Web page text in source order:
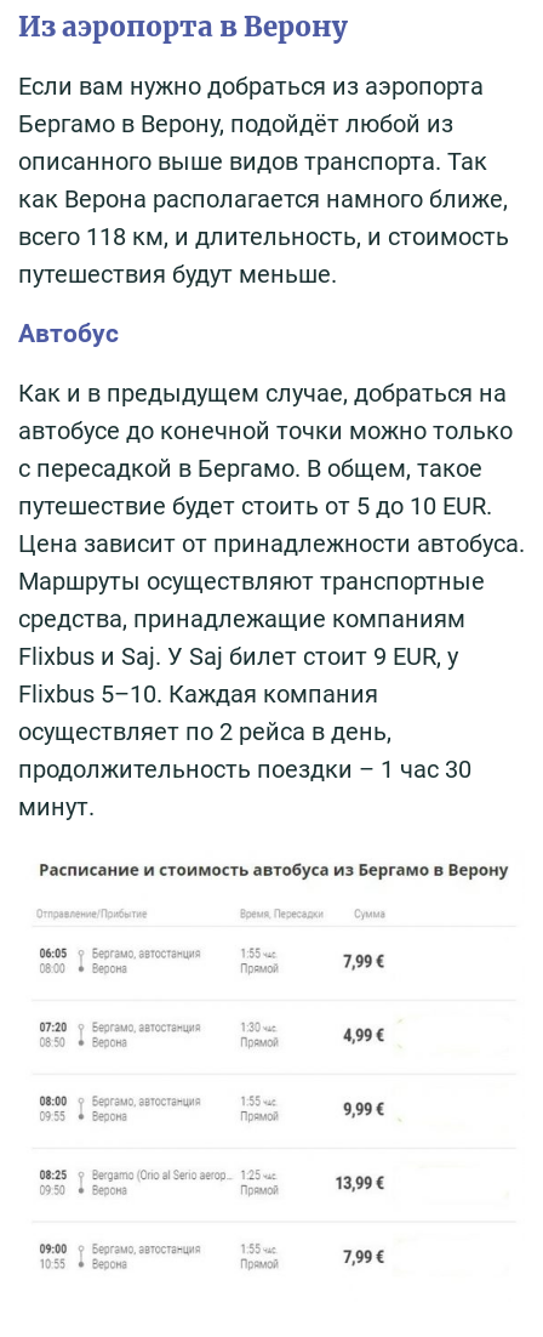
Из аэропорта в Верону
Если вам нужно добраться из аэропорта
Бергамо в Верону, подойдёт любой из
описанного выше видов транспорта. Так
как Верона располагается намного ближе,
всего 118 км, и длительность, и стоимость
путешествия будут меньше.
Автобус
Как и в предыдущем случае, добраться на
автобусе до конечной точки можно только
с пересадкой в Бергамо. В общем, такое
путешествие будет стоить от 5 до 10 EUR.
Цена зависит от принадлежности автобуса.
Маршруты осуществляют транспортные
средства, принадлежащие компаниям
Flixbus и Saj. У Saj билет стоит 9 EUR, у
Flixbus 5–10. Каждая компания
осуществляет по 2 рейса в день,
продолжительность поездки – 1 час 30
минут.